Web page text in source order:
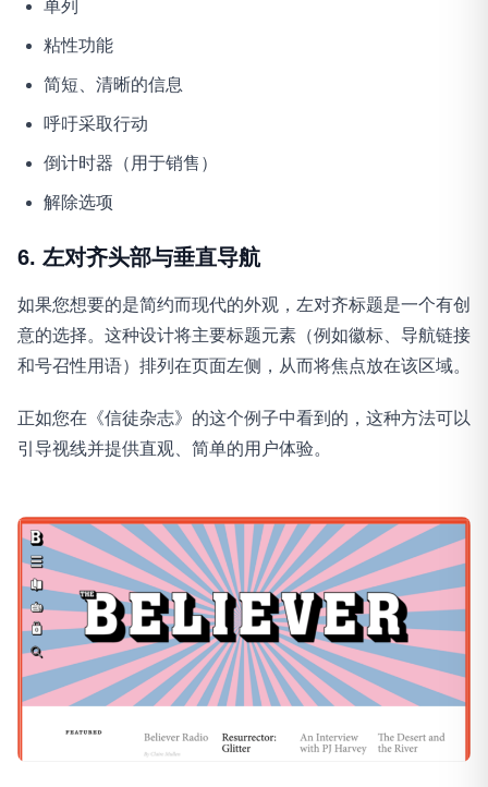
单列
粘性功能
简短、清晰的信息
呼吁采取行动
倒计时器（用于销售）
解除选项
6. 左对齐头部与垂直导航
如果您想要的是简约而现代的外观，左对齐标题是一个有创
意的选择。这种设计将主要标题元素（例如徽标、导航链接
和号召性用语）排列在页面左侧，从而将焦点放在该区域。
正如您在《信徒杂志》的这个例子中看到的，这种方法可以
引导视线并提供直观、简单的用户体验。